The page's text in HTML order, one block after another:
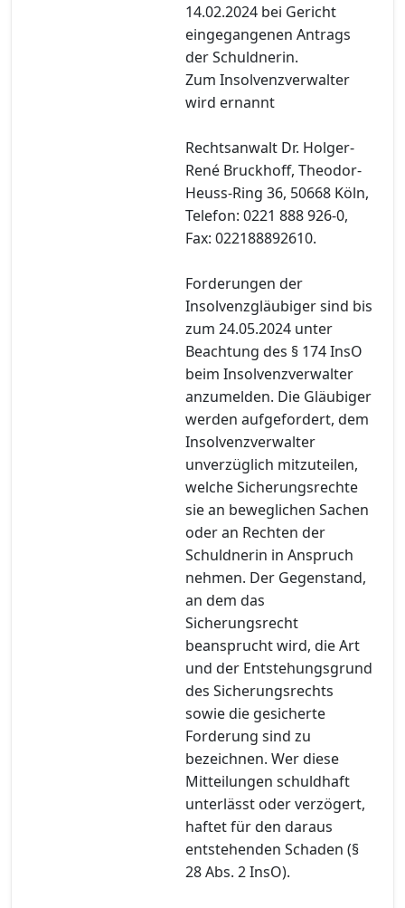
14.02.2024 bei Gericht
eingegangenen Antrags
der Schuldnerin.
Zum Insolvenzverwalter
wird ernannt
Rechtsanwalt Dr. Holger-
René Bruckhoff, Theodor-
Heuss-Ring 36, 50668 Köln,
Telefon: 0221 888 926-0,
Fax: 022188892610.
Forderungen der
Insolvenzgläubiger sind bis
zum 24.05.2024 unter
Beachtung des § 174 InsO
beim Insolvenzverwalter
anzumelden. Die Gläubiger
werden aufgefordert, dem
Insolvenzverwalter
unverzüglich mitzuteilen,
welche Sicherungsrechte
sie an beweglichen Sachen
oder an Rechten der
Schuldnerin in Anspruch
nehmen. Der Gegenstand,
an dem das
Sicherungsrecht
beansprucht wird, die Art
und der Entstehungsgrund
des Sicherungsrechts
sowie die gesicherte
Forderung sind zu
bezeichnen. Wer diese
Mitteilungen schuldhaft
unterlässt oder verzögert,
haftet für den daraus
entstehenden Schaden (§
28 Abs. 2 InsO).